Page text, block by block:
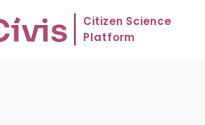
Citizen Science
Platform